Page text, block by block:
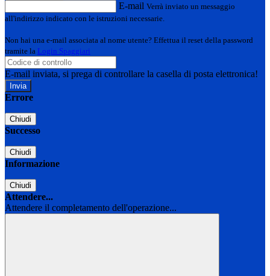
E-mail Verrà inviato un messaggio
all'indirizzo indicato con le istruzioni necessarie.
Non hai una e-mail associata al nome utente? Effettua il reset della password
tramite la Login Spaggiari
E-mail inviata, si prega di controllare la casella di posta elettronica!
Errore
Chiudi
Successo
Chiudi
Informazione
Chiudi
Attendere...
Attendere il completamento dell'operazione...